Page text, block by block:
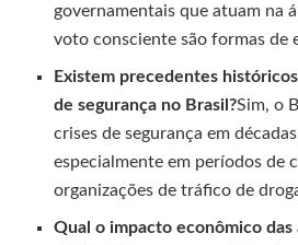
governamentais que atuam na
voto consciente são formas de
Existem precedentes
de segurança no Brasil?Sim, o
crises de segurança em
especialmente em períodos de
organizações de tráfico de
Qual o impacto econômico das